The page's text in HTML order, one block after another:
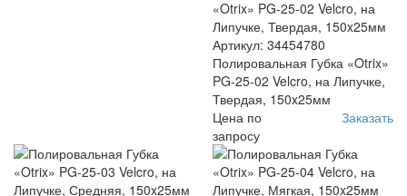
Артикул: 34454780
Полировальная Губка «Otrix»
PG-25-02 Velcro, на Липучке,
Твердая, 150x25мм
Цена по
запросу
Заказать